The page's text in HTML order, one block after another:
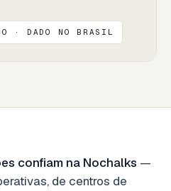
· DADO NO BRASIL
confiam na Nochalks —
de centros de